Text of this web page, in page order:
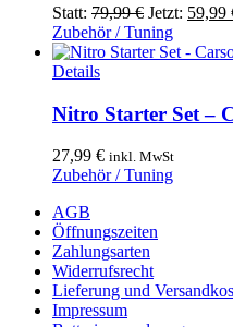
Statt: 79,99€
Preis
war:
Jetzt: 59,99
Zubehör / Tuning
Details
Nitro Starter Set –
27,99 € inkl. MwSt
Zubehör / Tuning
AGB
Öffnungszeiten
Zahlungsarten
Widerrufsrecht
Lieferung und
Impressum